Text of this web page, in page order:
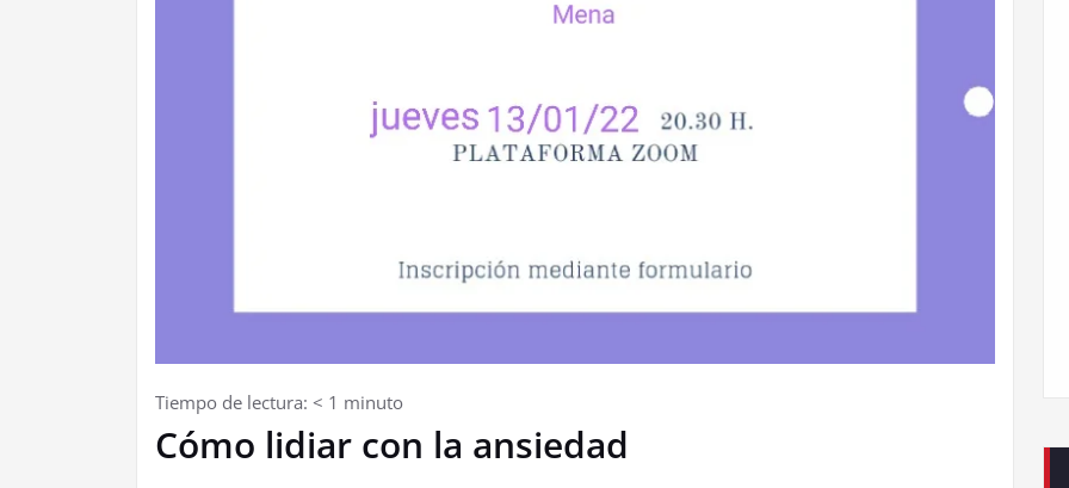
Tiempo de lectura: < 1 minuto
Cómo lidiar con la ansiedad